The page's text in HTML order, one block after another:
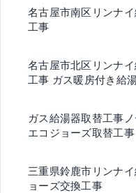
名古屋市南区リンナ
工事
名古屋市北区リンナ
工事 ガス暖房付き給
ガス給湯器取替工事
エコジョーズ取替工事
三重県鈴鹿市リンナ
ョーズ交換工事